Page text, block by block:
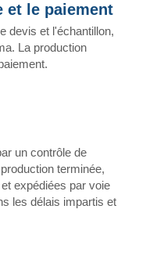
et le paiement
devis et l'échantillon,
La production
un contrôle de
terminée,
expédiées par voie
les délais impartis et